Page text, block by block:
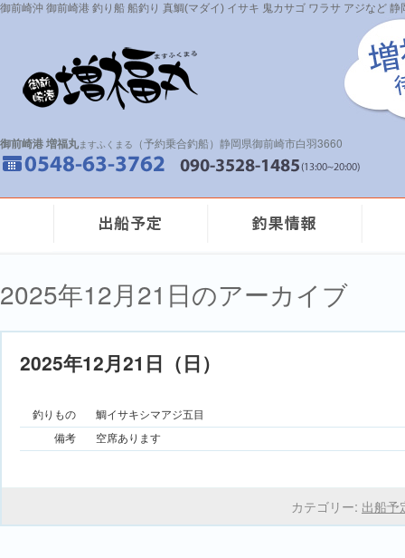
御前崎沖 御前崎港 釣り船 船釣り 真鯛(マダイ) イサキ 鬼カサゴ ワラサ アジなど
御前崎港 増福丸ますふくまる （予約乗合釣船）静岡県御前崎市白羽3660
2025年12月21日のアーカイブ
2025年12月21日（日）
釣りもの
鯛イサキシマアジ五目
備考
空席あります
カテゴリー: 出船予